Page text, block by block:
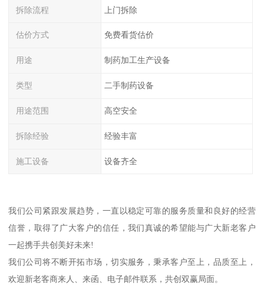
拆除流程 上门拆除
估价方式 免费看货估价
用途 制药加工生产设备
类型 二手制药设备
用途范围 高空安全
拆除经验 经验丰富
施工设备 设备齐全
我们公司紧跟发展趋势，一直以稳定可靠的服务质量和良好的经营
信誉，取得了广大客户的信任，我们真诚的希望能与广大新老客户
一起携手共创美好未来!
我们公司将不断开拓市场，切实服务，秉承客户至上，品质至上，
欢迎新老客商来人、来函、电子邮件联系，共创双赢局面。